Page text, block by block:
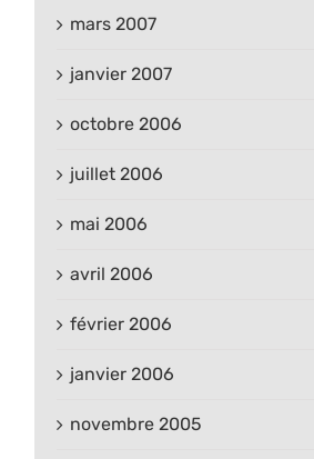
mars 2007
janvier 2007
octobre 2006
juillet 2006
mai 2006
avril 2006
février 2006
janvier 2006
novembre 2005